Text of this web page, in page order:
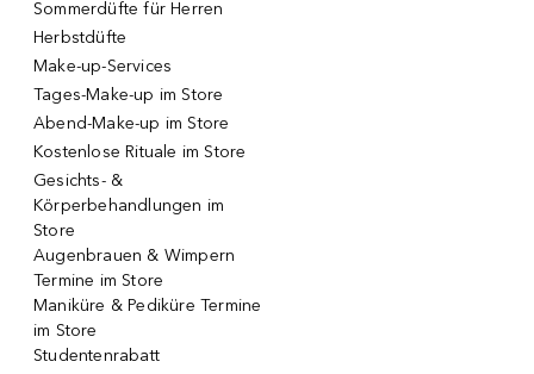
Sommerdüfte für Herren
Herbstdüfte
Make-up-Services
Tages-Make-up im Store
Abend-Make-up im Store
Kostenlose Rituale im Store
Gesichts- &
Körperbehandlungen im
Store
Augenbrauen & Wimpern
Termine im Store
Maniküre & Pediküre Termine
im Store
Studentenrabatt